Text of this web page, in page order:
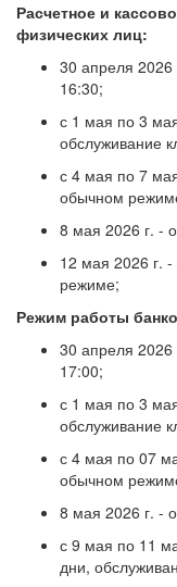
Расчетное и
физических лиц:
30 апреля 2026
16:30;
с 1 мая по 3
обслуживание
с 4 мая по 7
обычном
8 мая 2026 г. -
12 мая 2026 г.
режиме;
Режим работы
30 апреля 2026
17:00;
с 1 мая по 3
обслуживание
с 4 мая по 07
обычном
8 мая 2026 г. -
с 9 мая по 11
дни,